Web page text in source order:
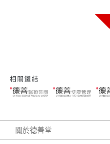
相關鏈結
關於德善堂